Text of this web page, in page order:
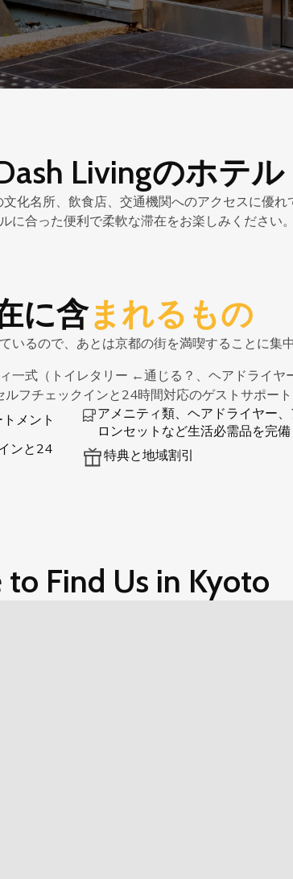
Livingのホテル
化名所、飲食店、交通機関へのアクセスに優
に合った便利で柔軟な滞在をお楽しみください。
に含まれるもの
いるので、あとは京都の街を満喫することに集
一式（トイレタリー ←通じる？、ヘアドライヤ
ルフチェックインと24時間対応のゲストサポート
メント
アメニティ類、ヘアドライヤー、
ロンセットなど生活必需品を完備
ンと24
特典と地域割引
Find Us in Kyoto